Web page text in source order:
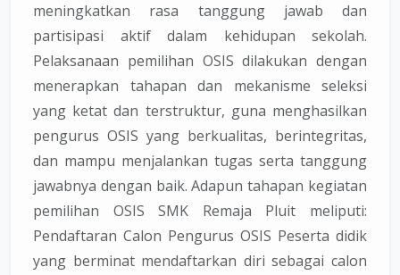
meningkatkan rasa tanggung jawab dan
partisipasi aktif dalam kehidupan sekolah.
Pelaksanaan pemilihan OSIS dilakukan dengan
menerapkan tahapan dan mekanisme seleksi
yang ketat dan terstruktur, guna menghasilkan
pengurus OSIS yang berkualitas, berintegritas,
dan mampu menjalankan tugas serta tanggung
jawabnya dengan baik. Adapun tahapan kegiatan
pemilihan OSIS SMK Remaja Pluit meliputi:
Pendaftaran Calon Pengurus OSIS Peserta didik
yang berminat mendaftarkan diri sebagai calon